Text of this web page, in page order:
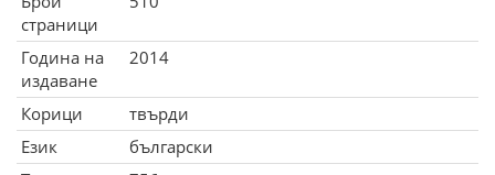
страници
Година на
издаване
2014
Корици
твърди
Език
български